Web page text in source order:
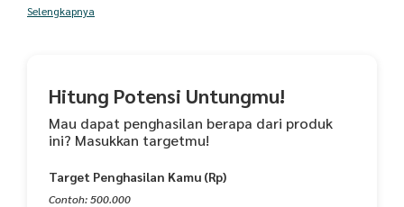
cantik.Mudah dibersihkan dan cepat kering.Detail Tas :- Bahan Blinds,
luntur- Mampu menampung banyak bawaanBerat Tas :Mudik Version =
cmHolder = 26 cm- Super JumboPanjang = 50 cmLebar = 21 cmTinggi =
38 cmHolder = 26 cmDISCLAIMER- Hasil pencahayaan pada saat
mempengaruhi tampilan warna pada hasil foto.- Ukuran setiap cutting
bisa sedikit berbeda kurang lebih 1cm dari perhitungan size dikarenakan
Selengkapnya
Hitung Potensi Untungmu!
Mau dapat penghasilan berapa dari produk
ini? Masukkan targetmu!
Target Penghasilan Kamu (Rp)
Contoh: 500.000